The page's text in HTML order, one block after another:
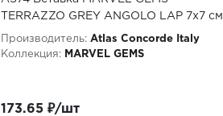
TERRAZZO GREY ANGOLO LAP 7x7 см
Производитель: Atlas Concorde Italy
Коллекция:
MARVEL GEMS
173.65 ₽/шт